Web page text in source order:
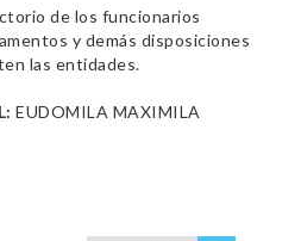
de los funcionarios
y demás disposiciones
las entidades.
EUDOMILA MAXIMILA